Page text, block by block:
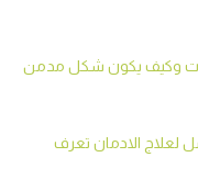
وكيف يكون شكل مدمن
لعلاج الادمان تعرف